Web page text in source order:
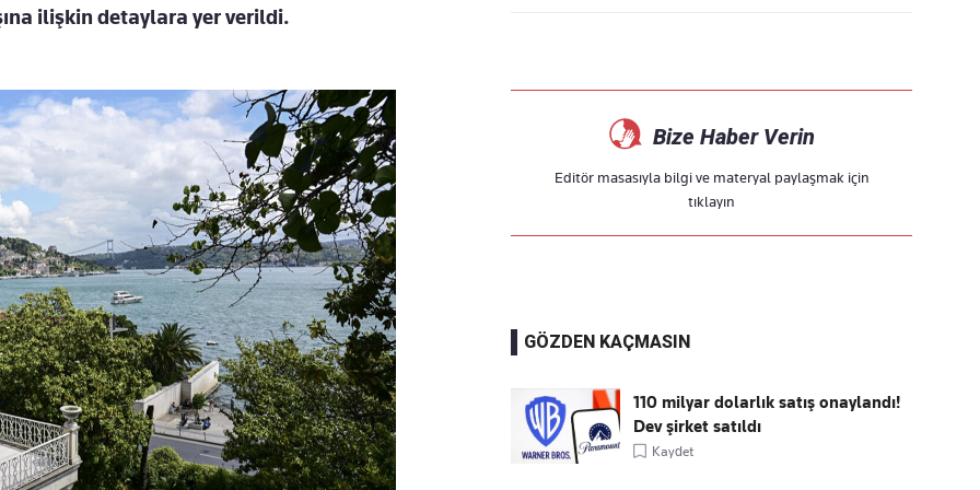
ilişkin detaylara yer verildi.
Bize Haber Verin
Editör masasıyla bilgi ve materyal paylaşmak için
tıklayın
GÖZDEN KAÇMASIN
110 milyar dolarlık satış onaylandı!
Dev şirket satıldı
Kaydet